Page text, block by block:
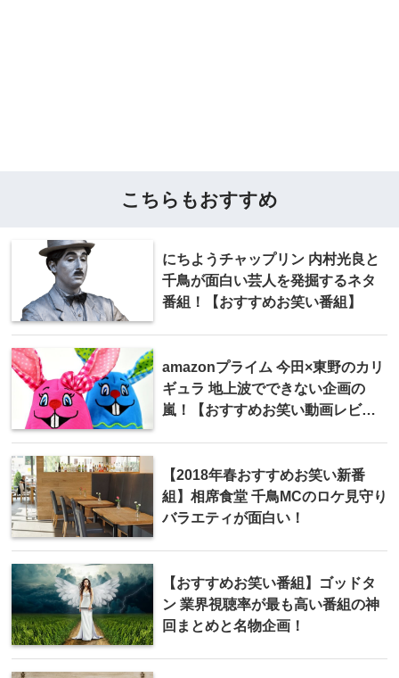
こちらもおすすめ
にちようチャップリン 内村光良と
千鳥が面白い芸人を発掘するネタ
番組！【おすすめお笑い番組】
amazonプライム 今田×東野のカリ
ギュラ 地上波でできない企画の
嵐！【おすすめお笑い動画レビュ
【2018年春おすすめお笑い新番
組】相席食堂 千鳥MCのロケ見守り
バラエティが面白い！
【おすすめお笑い番組】ゴッドタ
ン 業界視聴率が最も高い番組の神
回まとめと名物企画！